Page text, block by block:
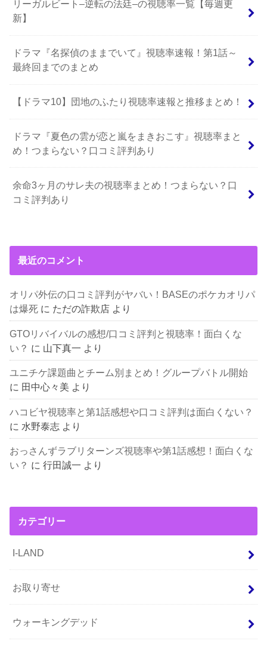
リーガルビート–逆転の法廷–の視聴率一覧【毎週更
新】
ドラマ『名探偵のままでいて』視聴率速報！第1話～
最終回までのまとめ
【ドラマ10】団地のふたり視聴率速報と推移まとめ！
ドラマ『夏色の雲が恋と嵐をまきおこす』視聴率まと
め！つまらない？口コミ評判あり
余命3ヶ月のサレ夫の視聴率まとめ！つまらない？口
コミ評判あり
最近のコメント
オリパ外伝の口コミ評判がヤバい！BASEのポケカオリパ
は爆死 に ただの詐欺店 より
GTOリバイバルの感想/口コミ評判と視聴率！面白くな
い？ に 山下真一 より
ユニチケ課題曲とチーム別まとめ！グループバトル開始
に 田中心々美 より
ハコビヤ視聴率と第1話感想や口コミ評判は面白くない？
に 水野泰志 より
おっさんずラブリターンズ視聴率や第1話感想！面白くな
い？ に行田誠一 より
カテゴリー
I-LAND
お取り寄せ
ウォーキングデッド